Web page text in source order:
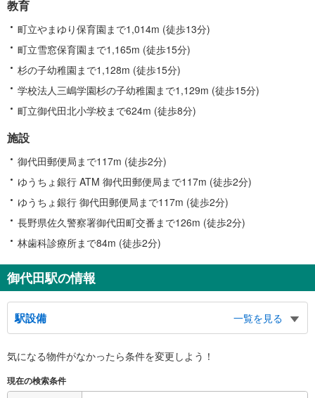
教育
町立やまゆり保育園まで1,014m (徒歩13分)
町立雪窓保育園まで1,165m (徒歩15分)
杉の子幼稚園まで1,128m (徒歩15分)
学校法人三嶋学園杉の子幼稚園まで1,129m (徒歩15分)
町立御代田北小学校まで624m (徒歩8分)
施設
御代田郵便局まで117m (徒歩2分)
ゆうちょ銀行 ATM 御代田郵便局まで117m (徒歩2分)
ゆうちょ銀行 御代田郵便局まで117m (徒歩2分)
長野県佐久警察署御代田町交番まで126m (徒歩2分)
林歯科診療所まで84m (徒歩2分)
御代田駅の情報
駅設備
一覧を見る
※段差なしでの移動経路
地上⇔改札：○
気になる物件がなかったら条件を変更しよう！
現在の検索条件